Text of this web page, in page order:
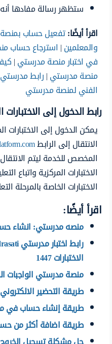
ستظهر رسالة مفادها أنه
اقرأ أيضًا:تفعيل حساب
والمعلمين| استرجاع حساب
في اختبار منصة مدرستي|
منصة مدرستي|رابط
الفني لمنصة مدرستي
رابط الدخول إلى
يمكن الدخول إلى
الانتقال إلى الرابط
المخصص للخدمة ليتم
الاختبارات المركزية واتباع
الاختبارات الخاصة بالمرحلة
اقرأ أيضًا:
منصه مدرستي: انشاء
الاختبارات 1447
منصة مدرستي الواجبات
طريقة التحضير
طريقة إنشاء حساب في
طريقة اضافة أكثر من